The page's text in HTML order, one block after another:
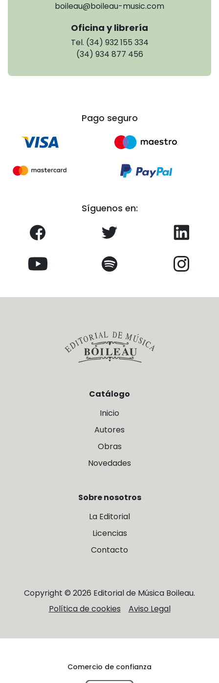
boileau@boileau-music.com
Oficina y librería
Tel. (34) 932 155 334
(34) 934 877 456
Pago seguro
Síguenos en:
Catálogo
Inicio
Autores
Obras
Novedades
Sobre nosotros
La Editorial
Licencias
Contacto
Copyright © 2026 Editorial de Música Boileau.
Política de cookies
Aviso Legal
Comercio de confianza